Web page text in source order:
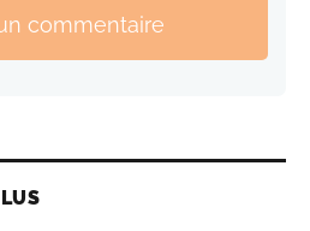
commentaire